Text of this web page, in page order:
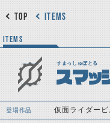
ITEMS
TOP
ITEMS
すまっしゅぼとる
スマッ
登場作品 仮面ライダービ